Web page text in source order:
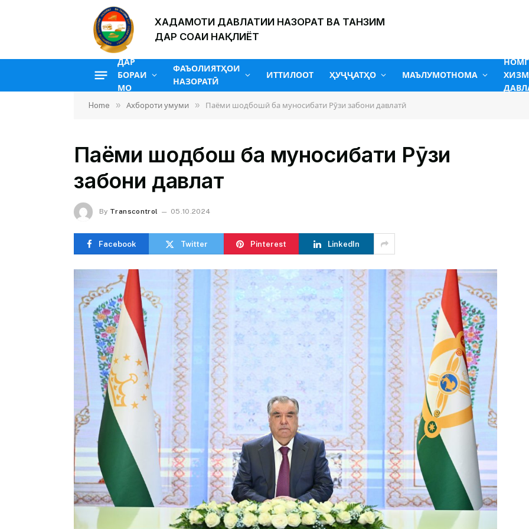
ХАДАМОТИ ДАВЛАТИИ НАЗОРАТ ВА ТАНЗИМ
ДАР СОҲАИ НАҚЛИЁТ
ДАР
БОРАИ
МО
ФАЪОЛИЯТҲОИ
НАЗОРАТӢ
ИТТИЛООТ ҲУҶҶАТҲО МАЪЛУМОТНОМА
Home » Ахбороти умуми » Паёми шодбошӣ ба муносибати Рӯзи забони давлатӣ
Паёми шодбошӣ ба муносибати Рӯзи
забони давлатӣ
By Transcontrol 05.10.2024
Facebook Twitter Pinterest LinkedIn